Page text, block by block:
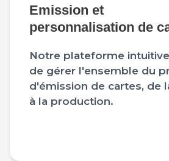
Emission et
personnalisation de
Notre plateforme
de gérer l'ensemble du
d'émission de cartes, de
à la production.